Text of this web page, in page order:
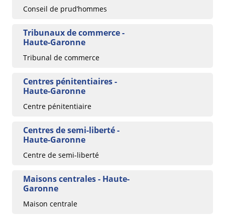
Conseil de prud’hommes
Tribunaux de commerce -
Haute-Garonne
Tribunal de commerce
Centres pénitentiaires -
Haute-Garonne
Centre pénitentiaire
Centres de semi-liberté -
Haute-Garonne
Centre de semi-liberté
Maisons centrales - Haute-
Garonne
Maison centrale